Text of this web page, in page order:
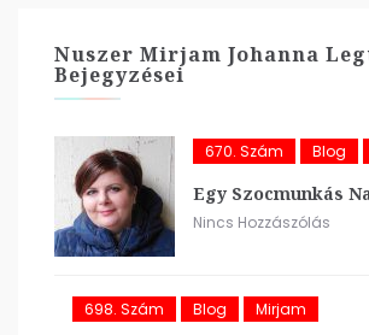
Nuszer Mirjam Johanna
Bejegyzései
670. Szám Blog
Egy Szocmunkás
Nincs Hozzászólás
698. Szám Blog Mirjam